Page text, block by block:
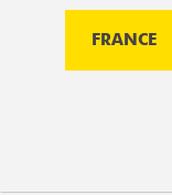
FRANCE